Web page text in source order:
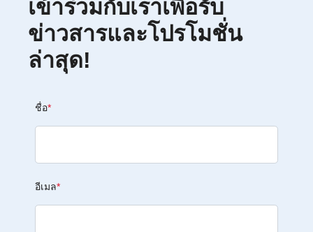
ดูการดาวน์โหลด
เข้าร่วมกับเราเพื่อรับ
ข่าวสารและโปรโมชั่น
ล่าสุด!
ชื่อ*
อีเมล*